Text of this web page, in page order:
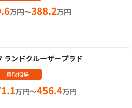
万円～388.2万円
ランドクルーザープラド
買取相場
万円～456.4万円